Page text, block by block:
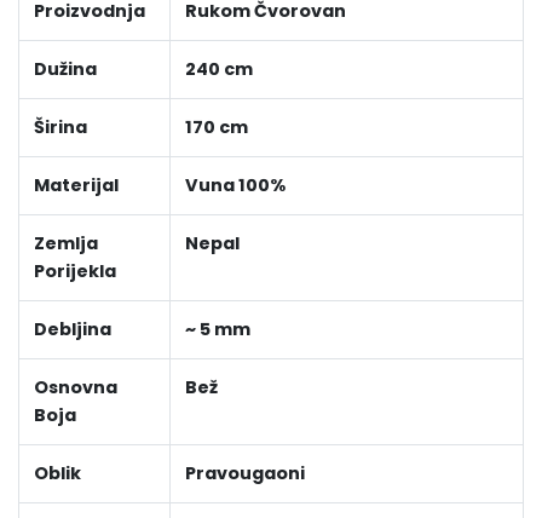
Proizvodnja Rukom Čvorovan
Dužina 240 cm
Širina 170 cm
Materijal Vuna 100%
Zemlja
Porijekla
Nepal
Debljina ~ 5 mm
Osnovna
Boja
Bež
Oblik Pravougaoni